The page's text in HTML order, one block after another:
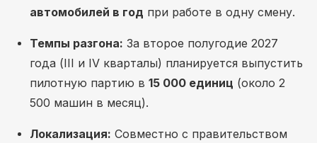
автомобилей в год при работе в одну смену.
Темпы разгона: За второе полугодие 2027
года (III и IV кварталы) планируется выпустить
пилотную партию в 15 000 единиц (около 2
500 машин в месяц).
Локализация: Совместно с правительством